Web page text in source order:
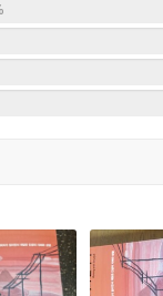
이 아닌 그 자체를
라 거의 범세계적
. 그렇다면 우리
의미나 목적이 멈
않고도 본질적 가
는 삶은 무엇을
이 있을지 모르겠다
그 이유들이 아무
중요한 것은 우리